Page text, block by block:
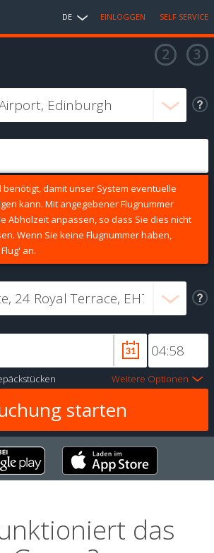
DE EINLOGGEN SELF SERVICE
benötigt, damit unser System eventuelle
kann. Mit angegebener Flugnummer
Abholzeit anpassen, so dass Sie dies nicht
Wenn Sie keine Flugnummer haben,
an.
Weitere Optionen
das